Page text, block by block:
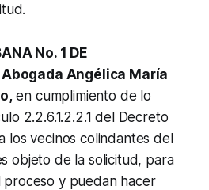
No. 1 DE
Abogada Angélica María
en cumplimiento de lo
2.2.6.1.2.2.1 del Decreto
los vecinos colindantes del
objeto de la solicitud, para
y puedan hacer